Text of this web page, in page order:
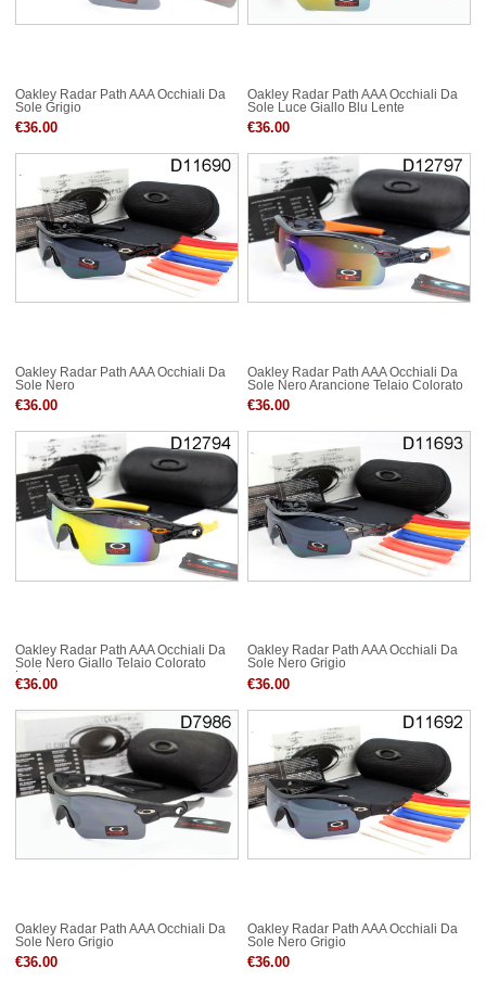
Oakley Radar Path AAA Occhiali Da
Sole Grigio
€36.00
Oakley Radar Path AAA Occhiali Da
Sole Luce Giallo Blu Lente
€36.00
Oakley Radar Path AAA Occhiali Da
Sole Nero
€36.00
Oakley Radar Path AAA Occhiali Da
Sole Nero Arancione Telaio Colorato
Lente
€36.00
Oakley Radar Path AAA Occhiali Da
Sole Nero Giallo Telaio Colorato
Lente
€36.00
Oakley Radar Path AAA Occhiali Da
Sole Nero Grigio
€36.00
Oakley Radar Path AAA Occhiali Da
Sole Nero Grigio
€36.00
Oakley Radar Path AAA Occhiali Da
Sole Nero Grigio
€36.00